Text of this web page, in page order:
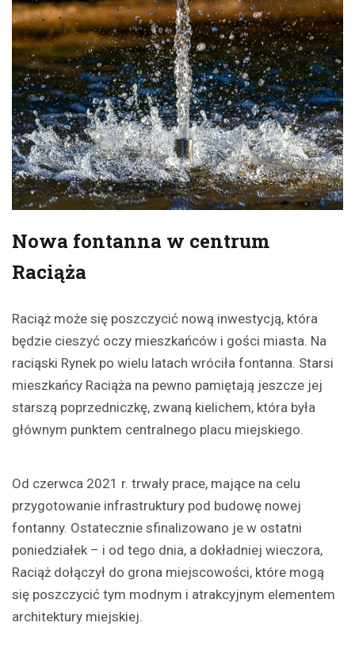
Nowa fontanna w centrum
Raciąża
Raciąż może się poszczycić nową inwestycją, która
będzie cieszyć oczy mieszkańców i gości miasta. Na
raciąski Rynek po wielu latach wróciła fontanna. Starsi
mieszkańcy Raciąża na pewno pamiętają jeszcze jej
starszą poprzedniczkę, zwaną kielichem, która była
głównym punktem centralnego placu miejskiego.
Od czerwca 2021 r. trwały prace, mające na celu
przygotowanie infrastruktury pod budowę nowej
fontanny. Ostatecznie sfinalizowano je w ostatni
poniedziałek – i od tego dnia, a dokładniej wieczora,
Raciąż dołączył do grona miejscowości, które mogą
się poszczycić tym modnym i atrakcyjnym elementem
architektury miejskiej.